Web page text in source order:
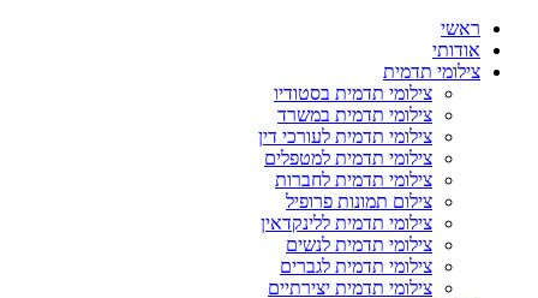
ראשי
אודותי
צילומי תדמית
צילומי תדמית בסטודיו
צילומי תדמית במשרד
צילומי תדמית לעורכי דין
צילומי תדמית למטפלים
צילומי תדמית לחברות
צילום תמונות פרופיל
צילומי תדמית ללינקדאין
צילומי תדמית לנשים
צילומי תדמית לגברים
צילומי תדמית יצירתיים